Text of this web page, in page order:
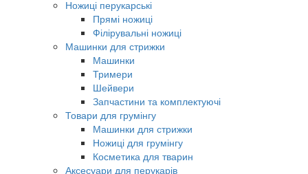
Ножиці перукарські
Прямі ножиці
Філірувальні ножиці
Машинки для стрижки
Машинки
Тримери
Шейвери
Запчастини та комплектуючі
Товари для грумінгу
Машинки для стрижки
Ножиці для грумінгу
Косметика для тварин
Аксесуари для перукарів